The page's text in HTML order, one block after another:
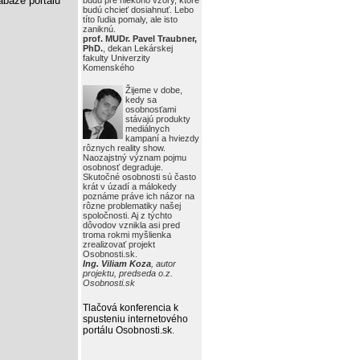
budú chcieť dosiahnuť. Lebo
títo ľudia pomaly, ale isto
zaniknú.
prof. MUDr. Pavel Traubner,
PhD. , dekan Lekárskej
fakulty Univerzity
Komenského
Žijeme v dobe,
kedy sa
osobnosťami
stávajú produkty
mediálnych
kampaní a hviezdy
rôznych reality show.
Naozajstný význam pojmu
osobnosť degraduje.
Skutočné osobnosti sú často
krát v úzadí a málokedy
poznáme práve ich názor na
rôzne problematiky našej
spoločnosti. Aj z týchto
dôvodov vznikla asi pred
troma rokmi myšlienka
zrealizovať projekt
Osobnosti.sk.
Ing. Viliam Koza , autor
projektu, predseda o.z.
Osobnosti.sk
Tlačová konferencia k
spusteniu internetového
portálu Osobnosti.sk